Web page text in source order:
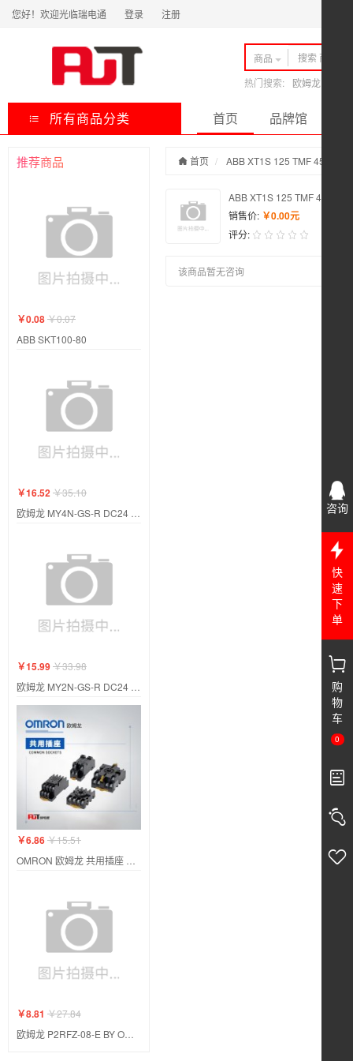
您好！欢迎光临瑞电通 登录 注册
商品
热门搜索:
欧姆龙
所有商品分类 首页 品牌馆
咨询
快
速
下
单
购
物
车
0
推荐商品
￥0.08￥0.07
ABB SKT100-80
￥16.52￥35.10
￥15.99￥33.98
￥6.86￥15.51
￥8.81 ￥27.84
首页 ABB XT1S 125 TMF 45-500
ABB XT1S 125 TMF 45-500
销售价: ￥0.00元
评分:
该商品暂无咨询